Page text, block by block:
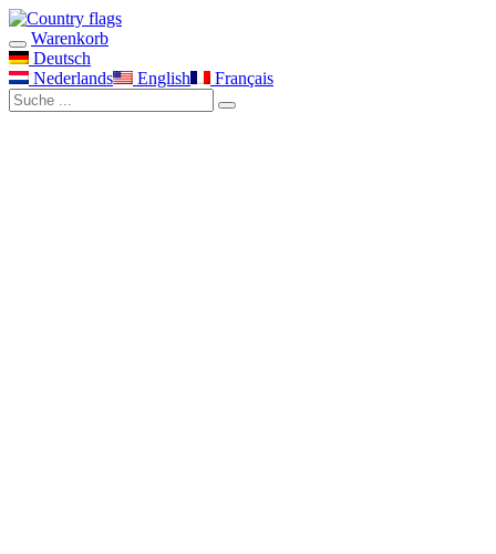
Warenkorb
Deutsch
Nederlands
English Français